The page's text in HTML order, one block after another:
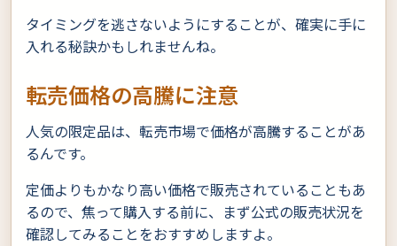
タイミングを逃さないようにすることが、確実に手に
入れる秘訣かもしれませんね。
転売価格の高騰に注意
人気の限定品は、転売市場で価格が高騰することがあ
るんです。
定価よりもかなり高い価格で販売されていることもあ
るので、焦って購入する前に、まず公式の販売状況を
確認してみることをおすすめしますよ。